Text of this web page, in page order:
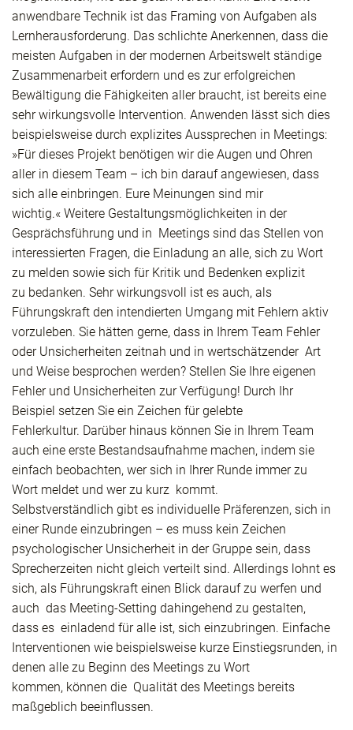
anwendbare Technik ist das Framing von Aufgaben als
Lernherausforderung. Das schlichte Anerkennen, dass die
meisten Aufgaben in der modernen Arbeitswelt ständige
Zusammenarbeit erfordern und es zur erfolgreichen
Bewältigung die Fähigkeiten aller braucht, ist bereits eine
sehr wirkungsvolle Intervention. Anwenden lässt sich dies
beispielsweise durch explizites Aussprechen in Meetings:
»Für dieses Projekt benötigen wir die Augen und Ohren
aller in diesem Team – ich bin darauf angewiesen, dass
sich alle einbringen. Eure Meinungen sind mir
wichtig.« Weitere Gestaltungsmöglichkeiten in der
Gesprächsführung und in Meetings sind das Stellen von
interessierten Fragen, die Einladung an alle, sich zu Wort
zu melden sowie sich für Kritik und Bedenken explizit
zu bedanken. Sehr wirkungsvoll ist es auch, als
Führungskraft den intendierten Umgang mit Fehlern aktiv
vorzuleben. Sie hätten gerne, dass in Ihrem Team Fehler
oder Unsicherheiten zeitnah und in wertschätzender Art
und Weise besprochen werden? Stellen Sie Ihre eigenen
Fehler und Unsicherheiten zur Verfügung! Durch Ihr
Beispiel setzen Sie ein Zeichen für gelebte
Fehlerkultur. Darüber hinaus können Sie in Ihrem Team
auch eine erste Bestandsaufnahme machen, indem sie
einfach beobachten, wer sich in Ihrer Runde immer zu
Wort meldet und wer zu kurz kommt.
Selbstverständlich gibt es individuelle Präferenzen, sich in
einer Runde einzubringen – es muss kein Zeichen
psychologischer Unsicherheit in der Gruppe sein, dass
Sprecherzeiten nicht gleich verteilt sind. Allerdings lohnt es
sich, als Führungskraft einen Blick darauf zu werfen und
auch das Meeting-Setting dahingehend zu gestalten,
dass es einladend für alle ist, sich einzubringen. Einfache
Interventionen wie beispielsweise kurze Einstiegsrunden, in
denen alle zu Beginn des Meetings zu Wort
kommen, können die Qualität des Meetings bereits
maßgeblich beeinflussen.